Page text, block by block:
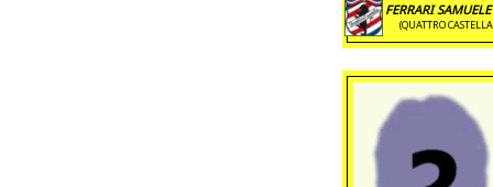
FERRARI
(QUATTRO